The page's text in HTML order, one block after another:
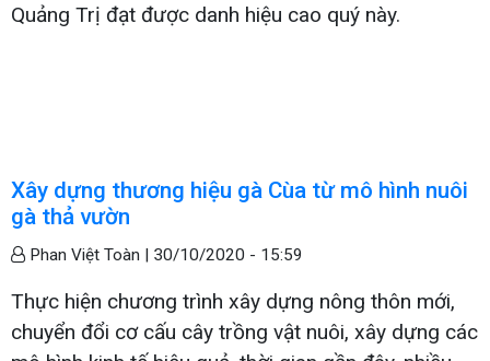
Quảng Trị đạt được danh hiệu cao quý này.
Xây dựng thương hiệu gà Cùa từ mô hình nuôi
gà thả vườn
Phan Việt Toàn | 30/10/2020 - 15:59
Thực hiện chương trình xây dựng nông thôn mới,
chuyển đổi cơ cấu cây trồng vật nuôi, xây dựng các